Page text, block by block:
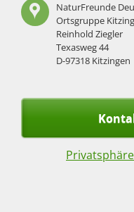
NaturFreunde
Ortsgruppe
Reinhold Ziegler
Texasweg 44
D-97318 Kitzingen